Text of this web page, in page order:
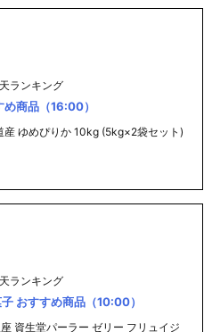
ランキング
め商品（16:00）
産 ゆめぴりか 10kg (5kg×2袋セット)
ランキング
おすすめ商品（10:00）
座 資生堂パーラー ゼリー フリュイジ